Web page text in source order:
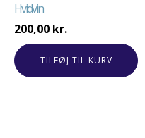
Hvidvin
200,00 kr.
TILFØJ TIL KURV